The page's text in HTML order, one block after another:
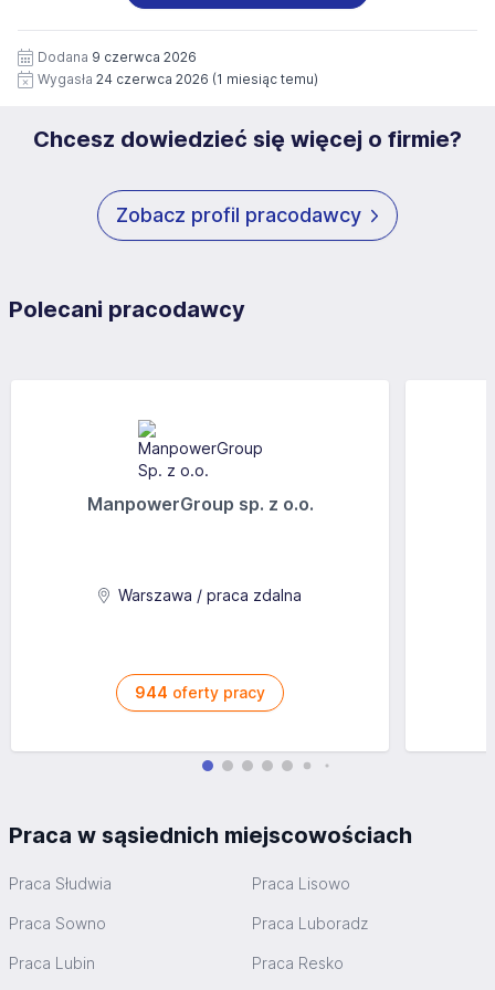
siedziby administratora.
https://www.workprofit.pl/klauzula-informacyjna.html
wizerunku), na potrzeby przyszłych rekrutacji przez okres
12 miesięcy. Zgoda jest dobrowolna i może być w każdym
czasie wycofana.
Dodana 9 czerwca 2026
Wygasła 24 czerwca 2026 (1 miesiąc temu)
Chcesz dowiedzieć się więcej o firmie?
Zobacz profil pracodawcy
Polecani pracodawcy
ManpowerGroup sp. z o.o.
Warszawa / praca zdalna
944 oferty pracy
Praca w sąsiednich miejscowościach
Praca Słudwia Praca Lisowo
Praca Sowno Praca Luboradz
Praca Lubin Praca Resko